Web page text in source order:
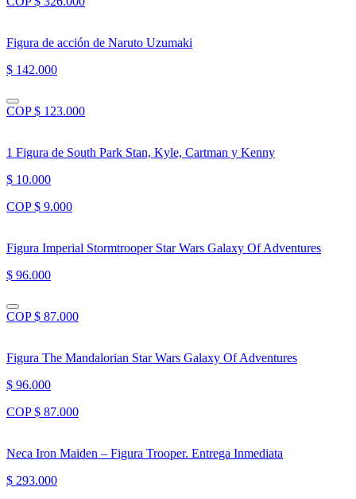
Figura de acción de Naruto Uzumaki
$ 142.000
COP $ 123.000
1 Figura de South Park Stan, Kyle, Cartman y Kenny
$ 10.000
COP $ 9.000
Figura Imperial Stormtrooper Star Wars Galaxy Of Adventures
$ 96.000
COP $ 87.000
Figura The Mandalorian Star Wars Galaxy Of Adventures
$ 96.000
COP $ 87.000
Neca Iron Maiden – Figura Trooper. Entrega Inmediata
$ 293.000